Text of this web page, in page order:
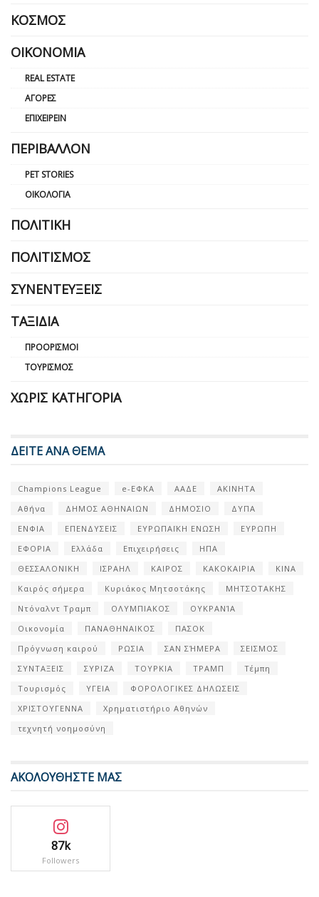
ΚΌΣΜΟΣ
ΟΙΚΟΝΟΜΊΑ
REAL ESTATE
ΑΓΟΡΈΣ
ΕΠΙΧΕΙΡΕΊΝ
ΠΕΡΙΒΆΛΛΟΝ
PET STORIES
ΟΙΚΟΛΟΓΊΑ
ΠΟΛΙΤΙΚΉ
ΠΟΛΙΤΙΣΜΌΣ
ΣΥΝΕΝΤΕΎΞΕΙΣ
ΤΑΞΊΔΙΑ
ΠΡΟΟΡΙΣΜΟΊ
ΤΟΥΡΙΣΜΌΣ
ΧΩΡΊΣ ΚΑΤΗΓΟΡΊΑ
ΔΕΙΤΕ ΑΝΑ ΘΕΜΑ
Champions League e-ΕΦΚΑ ΑΑΔΕ
ΑΚΙΝΗΤΑ
Αθήνα
ΔΗΜΟΣ ΑΘΗΝΑΙΩΝ ΔΗΜΟΣΙΟ
ΔΥΠΑ
ΕΝΦΙΑ
ΕΠΕΝΔΥΣΕΙΣ ΕΥΡΩΠΑΪΚΗ ΕΝΩΣΗ
ΕΥΡΩΠΗ
ΕΦΟΡΙΑ
Ελλάδα Επιχειρήσεις
ΗΠΑ
ΘΕΣΣΑΛΟΝΙΚΗ
ΙΣΡΑΗΛ ΚΑΙΡΟΣ ΚΑΚΟΚΑΙΡΙΑ
ΚΙΝΑ
Καιρός σήμερα
Κυριάκος Μητσοτάκης
ΜΗΤΣΟΤΑΚΗΣ
Ντόναλντ Τραμπ
ΟΛΥΜΠΙΑΚΟΣ
ΟΥΚΡΑΝΊΑ
Οικονομία
ΠΑΝΑΘΗΝΑΙΚΟΣ
ΠΑΣΟΚ
Πρόγνωση καιρού
ΡΩΣΙΑ ΣΑΝ ΣΉΜΕΡΑ
ΣΕΙΣΜΟΣ
ΣΥΝΤΑΞΕΙΣ
ΣΥΡΙΖΑ ΤΟΥΡΚΙΑ ΤΡΑΜΠ
Τέμπη
Τουρισμός
ΥΓΕΙΑ
ΦΟΡΟΛΟΓΙΚΕΣ ΔΗΛΩΣΕΙΣ
ΧΡΙΣΤΟΥΓΕΝΝΑ
Χρηματιστήριο Αθηνών
τεχνητή νοημοσύνη
ΑΚΟΛΟΥΘΗΣΤΕ ΜΑΣ
87k
Followers